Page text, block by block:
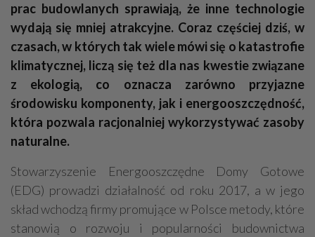
prac budowlanych sprawiają, że inne technologie
wydają się mniej atrakcyjne. Coraz częściej dziś, w
czasach, w których tak wiele mówi się o katastrofie
klimatycznej, liczą się też dla nas kwestie związane
z ekologią, co oznacza zarówno przyjazne
środowisku komponenty, jak i energooszczędność,
która pozwala racjonalniej wykorzystywać zasoby
naturalne.
Stowarzyszenie Energooszczędne Domy Gotowe
(EDG) prowadzi działalność od roku 2017, a w jego
skład wchodzą firmy promujące w Polsce metody, które
stanowią o rozwoju i popularności budownictwa